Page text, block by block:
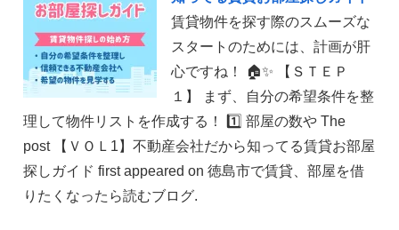
賃貸物件を探す際のスムーズな
スタートのためには、計画が肝
心ですね！ 🏠✨ 【ＳＴＥＰ
１】 まず、自分の希望条件を整
理して物件リストを作成する！ 1️⃣ 部屋の数や The
post 【ＶＯＬ1】不動産会社だから知ってる賃貸お部屋
探しガイド first appeared on 徳島市で賃貸、部屋を借
りたくなったら読むブログ.